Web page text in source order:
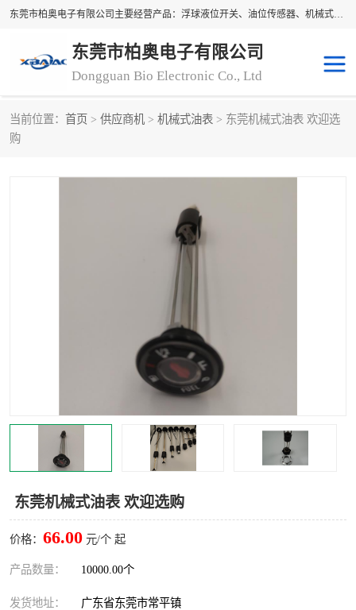
东莞市柏奥电子有限公司主要经营产品：浮球液位开关、油位传感器、机械式油表、浮球液位计、水位控制浮球阀、料位开关，水流开关、油水位控制配套仪表等。柏奥电子，您可信赖的合作伙伴
东莞市柏奥电子有限公司
Dongguan Bio Electronic Co., Ltd
当前位置： 首页 > 供应商机 > 机械式油表 > 东莞机械式油表 欢迎选
购
东莞机械式油表 欢迎选购
价格： 66.00 元/个 起
产品数量： 10000.00个
发货地址： 广东省东莞市常平镇
机械式油表 水流开关
油位表